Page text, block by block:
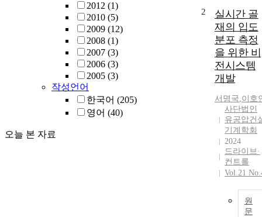
2012 (1)
2010 (5)
2009 (12)
2008 (1)
2007 (3)
2006 (3)
2005 (3)
작성언어
한국어 (205)
영어 (40)
오늘 본 자료
2
실시간 골
재의 입도
분포 측정
을 위한 비
전시스템
개발
서명국,이호
사단법인
유공압건
기계학회
2024
드라이브·
컨트롤
Vol.21
원
문